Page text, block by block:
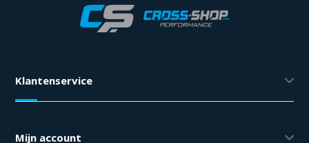
Klantenservice
Mijn account